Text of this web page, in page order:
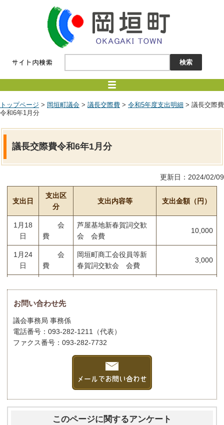
トップページ > 岡垣町議会 > 議長交際費 > 令和5年度支出明細 > 議長交際費
令和6年1月分
議長交際費令和6年1月分
更新日：2024/02/09
支出日
支出区
分
支出内容等 支出金額（円）
1月18
日
会
費
芦屋基地新春賀詞交歓
会 会費
10,000
1月24
日
会
費
岡垣町商工会役員等新
春賀詞交歓会 会費
3,000
6,000
令和5年度累計
お問い合わせ先
議会事務局 事務係
電話番号：093-282-1211（代表）
ファクス番号：093-282-7732
このページに関するアンケート